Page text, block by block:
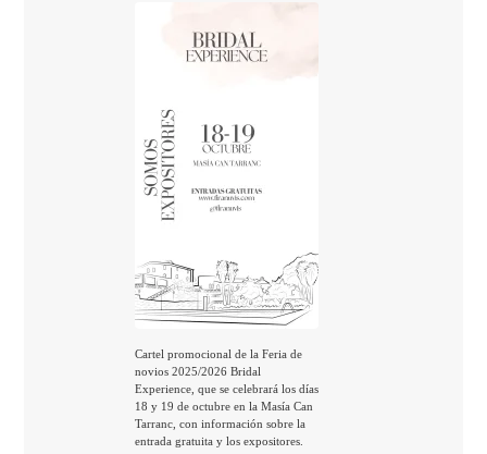
Cartel promocional de la Feria de
novios 2025/2026 Bridal
Experience, que se celebrará los días
18 y 19 de octubre en la Masía Can
Tarranc, con información sobre la
entrada gratuita y los expositores.